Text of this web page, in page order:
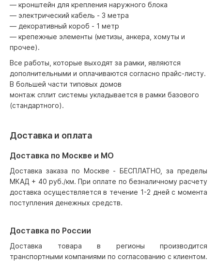
— кронштейн для крепления наружного блока
— электрический кабель - 3 метра
— декоративный короб - 1 метр
— крепежные элементы (метизы, анкера, хомуты и
прочее).
Все работы, которые выходят за рамки, являются
дополнительными и оплачиваются согласно прайс-листу.
В большей части типовых домов
монтаж сплит системы укладывается в рамки базового
(стандартного).
Доставка и оплата
Доставка по Москве и МО
Доставка заказа по Москве - БЕСПЛАТНО, за пределы
МКАД + 40 руб./км. При оплате по безналичному расчету
доставка осуществляется в течение 1-2 дней с момента
поступления денежных средств.
Доставка по России
Доставка товара в регионы производится
транспортными компаниями по согласованию с клиентом.